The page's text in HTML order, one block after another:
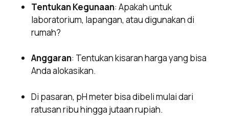
Tentukan Kegunaan: Apakah untuk
laboratorium, lapangan, atau digunakan di
rumah?
Anggaran: Tentukan kisaran harga yang bisa
Anda alokasikan.
Di pasaran, pH meter bisa dibeli mulai dari
ratusan ribu hingga jutaan rupiah.